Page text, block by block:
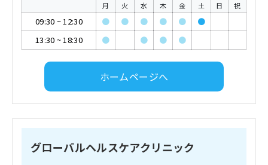
月 火 水 木 金 土 日 祝
09:30 ~12:30 ● ● ● ● ●
●
13:30 ~18:30 ● ● ● ●
ホームページへ
グローバルヘルスケアクリニック